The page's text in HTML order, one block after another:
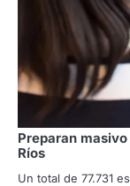
Preparan
Ríos
Un total de 77.731